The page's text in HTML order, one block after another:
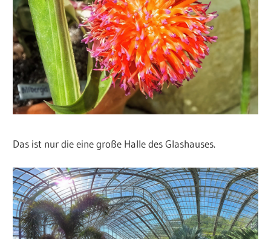
Das ist nur die eine große Halle des Glashauses.